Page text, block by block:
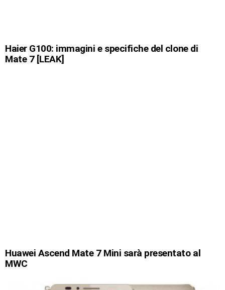
Haier G100: immagini e specifiche del clone di
Mate 7 [LEAK]
Huawei Ascend Mate 7 Mini sarà presentato al
MWC